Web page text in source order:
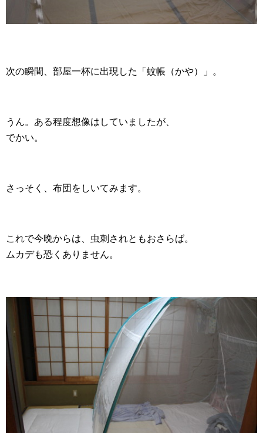
次の瞬間、部屋一杯に出現した「蚊帳（かや）」。
うん。ある程度想像はしていましたが、
でかい。
さっそく、布団をしいてみます。
これで今晩からは、虫刺されともおさらば。
ムカデも恐くありません。